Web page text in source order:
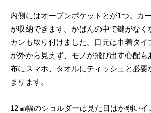
内側にはオープンポケットとが1つ。カ
が収納できます。かばんの中で鍵がなく
カンも取り付けました。口元は巾着タイ
が外から見えず、モノが飛び出す心配
布にスマホ、タオルにティッシュと必要
まります。
12㎜幅のショルダーは見た目はか弱い